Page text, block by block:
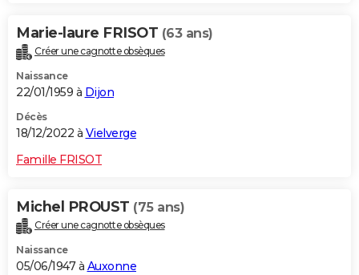
Marie-laure FRISOT (63 ans)
Créer une cagnotte obsèques
Naissance
22/01/1959 à Dijon
Décès
18/12/2022 à Vielverge
Famille FRISOT
Michel PROUST (75 ans)
Créer une cagnotte obsèques
Naissance
05/06/1947 à Auxonne